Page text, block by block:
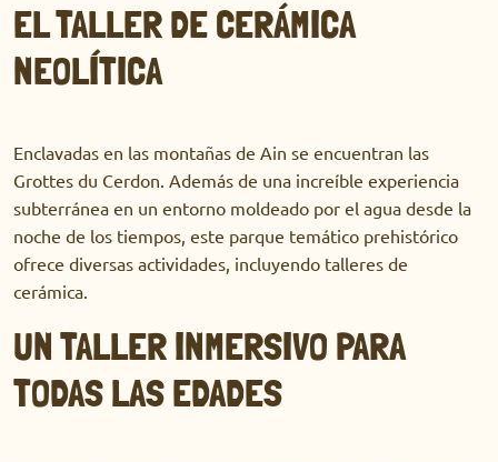
EL TALLER DE CERÁMICA
NEOLÍTICA
Enclavadas en las montañas de Ain se encuentran las
Grottes du Cerdon. Además de una increíble experiencia
subterránea en un entorno moldeado por el agua desde la
noche de los tiempos, este parque temático prehistórico
ofrece diversas actividades, incluyendo talleres de
cerámica.
UN TALLER INMERSIVO PARA
TODAS LAS EDADES